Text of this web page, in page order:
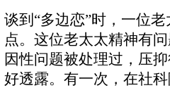
谈到“多边恋”时，一位
点。这位老太太精神有
因性问题被处理过，压
好透露。有一次，在社